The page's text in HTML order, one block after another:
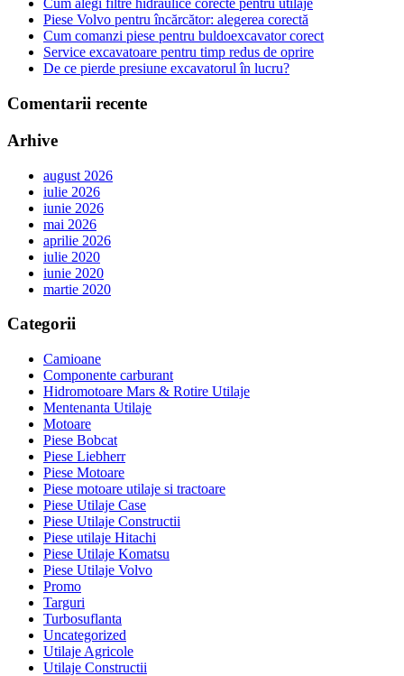
Cum alegi filtre hidraulice corecte pentru utilaje
Piese Volvo pentru încărcător: alegerea corectă
Cum comanzi piese pentru buldoexcavator corect
Service excavatoare pentru timp redus de oprire
De ce pierde presiune excavatorul în lucru?
Comentarii recente
Arhive
august 2026
iulie 2026
iunie 2026
mai 2026
aprilie 2026
iulie 2020
iunie 2020
martie 2020
Categorii
Camioane
Componente carburant
Hidromotoare Mars & Rotire Utilaje
Mentenanta Utilaje
Motoare
Piese Bobcat
Piese Liebherr
Piese Motoare
Piese motoare utilaje si tractoare
Piese Utilaje Case
Piese Utilaje Constructii
Piese utilaje Hitachi
Piese Utilaje Komatsu
Piese Utilaje Volvo
Promo
Targuri
Turbosuflanta
Uncategorized
Utilaje Agricole
Utilaje Constructii